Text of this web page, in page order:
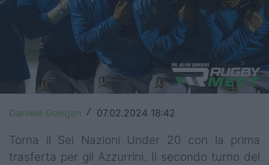
Premiership
Champions Cup
Challenge Cup
World Rugby
Rugby World Cup
Super Rugby
Daniele Goegan / 07.02.2024 18:42
Torna il Sei Nazioni Under 20 con la prima
trasferta per gli Azzurrini. Il secondo turno del